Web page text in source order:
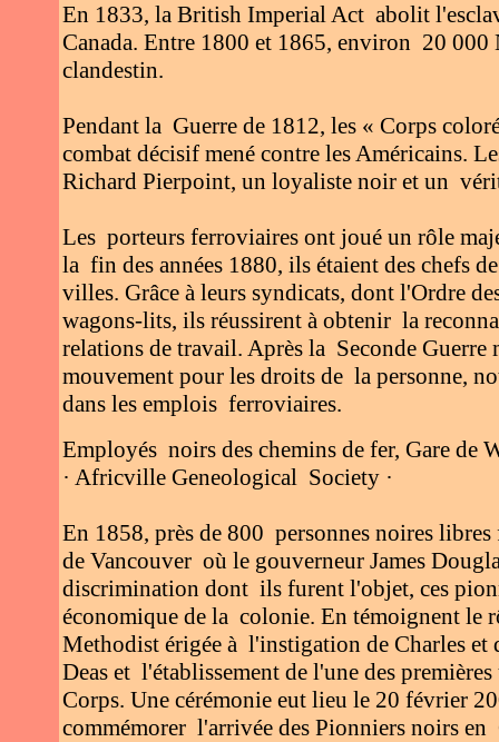
En 1833, la British Imperial Act abolit
Canada. Entre 1800 et 1865, environ 20 000
clandestin.
Pendant la Guerre de 1812, les « Corps
combat décisif mené contre les Américains.
Richard Pierpoint, un loyaliste noir et un
Les porteurs ferroviaires ont joué un rôle
la fin des années 1880, ils étaient des chefs
villes. Grâce à leurs syndicats, dont l'Ordre
wagons-lits, ils réussirent à obtenir la
relations de travail. Après la Seconde
mouvement pour les droits de la personne,
dans les emplois ferroviaires.
Employés noirs des chemins de fer, Gare de
· Africville Geneological Society ·
En 1858, près de 800 personnes noires
de Vancouver où le gouverneur James
discrimination dont ils furent l'objet, ces
économique de la colonie. En témoignent
Methodist érigée à l'instigation de Charles et
Deas et l'établissement de l'une des
Corps. Une cérémonie eut lieu le 20 février
commémorer l'arrivée des Pionniers noirs